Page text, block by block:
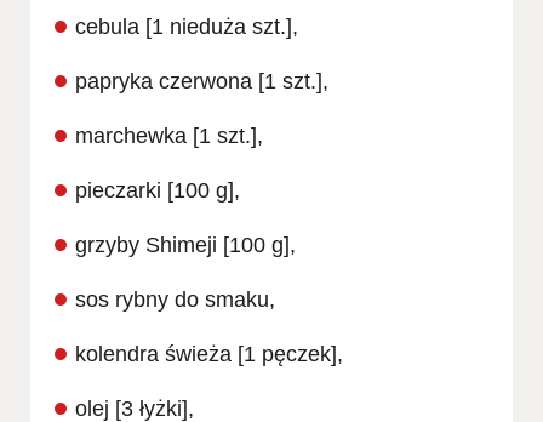
cebula [1 nieduża szt.],
papryka czerwona [1 szt.],
marchewka [1 szt.],
pieczarki [100 g],
grzyby Shimeji [100 g],
sos rybny do smaku,
kolendra świeża [1 pęczek],
olej [3 łyżki],